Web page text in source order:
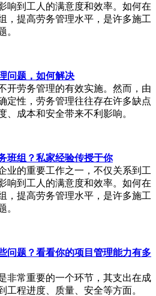
响到工人的满意度和效率。如何在
，提高劳务管理水平，是许多施工
。
问题，如何解决
开劳务管理的有效实施。然而，由
定性，劳务管理往往存在许多缺点
、成本和安全带来不利影响。
班组？私家经验传授于你
业的重要工作之一，不仅关系到工
响到工人的满意度和效率。如何在
，提高劳务管理水平，是许多施工
。
问题？看看你的项目管理能力有多
非常重要的一个环节，其支出在成
工程进度、质量、安全等方面。